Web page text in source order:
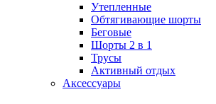
Утепленные
Обтягивающие шорты
Беговые
Шорты 2 в 1
Трусы
Активный отдых
Аксессуары